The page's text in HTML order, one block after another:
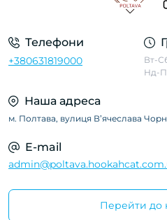
Телефони
+380631819000
Вт-
Нд-
Наша адреса
м. Полтава, вулиця Вʼячеслава
E-mail
Перейти до